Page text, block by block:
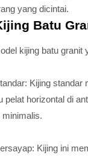
yang dicintai.
Batu
kijing batu granit
Kijing standar
pelat horizontal di
Kijing ini